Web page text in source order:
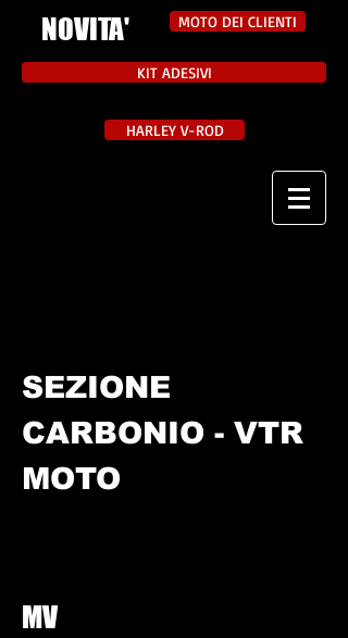
NOVITA' MOTO DEI CLIENTI
KIT ADESIVI
HARLEY V-ROD
SEZIONE
CARBONIO - VTR
MOTO
MV